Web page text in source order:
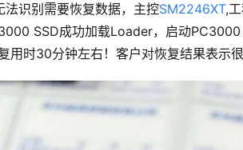
法识别需要恢复数据，主控SM2246XT,
SSD成功加载Loader，启动
时30分钟左右！客户对恢复结果表示很